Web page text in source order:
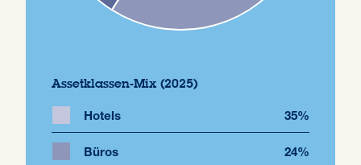
Assetklassen-Mix (2025)
Hotels 35%
Büros 24%